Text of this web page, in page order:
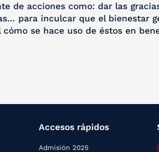
de acciones como: dar las
para inculcar que el bienestar
se hace uso de éstos en
Accesos rápidos
Admisión 2025